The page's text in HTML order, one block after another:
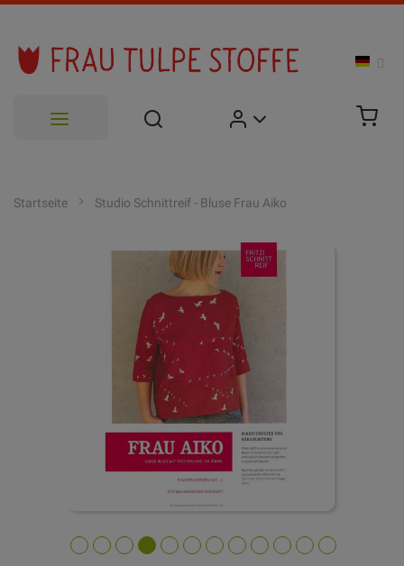
Startseite Studio Schnittreif - Bluse Frau Aiko